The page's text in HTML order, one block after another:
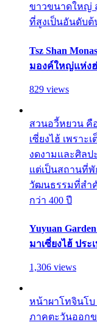
ขาวขนาดใหญ่
ที่สูงเป็นอันดับต้
Tsz Shan
มองค์ใหญ่แห่ง
829 views
สวนอวี้หยวน คื
เซี่ยงไฮ้ เพรา
งดงามและศิล
แต่เป็นสถานที่
วัฒนธรรมที่สำ
กว่า 400 ปี
Yuyuan
มาเซี่ยงไฮ้ ประ
1,306 views
หน้าผาโทจินโบ
ภาคตะวันออก